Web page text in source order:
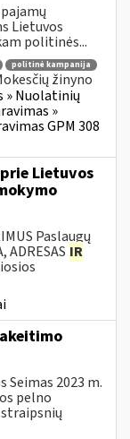
Lietuvos
politinės...
politinė kampanija
žinyno
» Nuolatinių
»
GPM 308
Lietuvos
Paslaugų
ADRESAS IR
2023 m.
pelno
straipsnių